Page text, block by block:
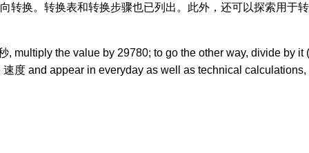
转换。转换表和转换步骤也已列出。此外，还可以探索用于
, multiply the value by 29780; to go the other way, divide by it
度 and appear in everyday as well as technical calculations,